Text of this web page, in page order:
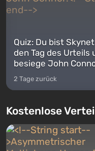
Quiz: Du bist
den Tag des Urteils
besiege John
2 Tage zurück
Kostenlose